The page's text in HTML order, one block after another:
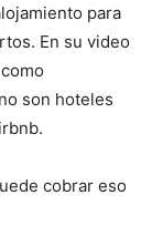
para
En su video
son hoteles
cobrar eso